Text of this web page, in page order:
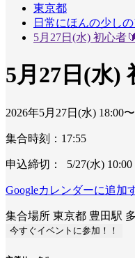
東京都
日常にほんの少し
5月27日(水) 初心者
5月27日(水)
2026年5月27日(水) 18:00
集合時刻：17:55
申込締切： 5/27(水) 10:00
Googleカレンダーに追加
集合場所 東京都 豊田駅
今すぐイベントに参加！！